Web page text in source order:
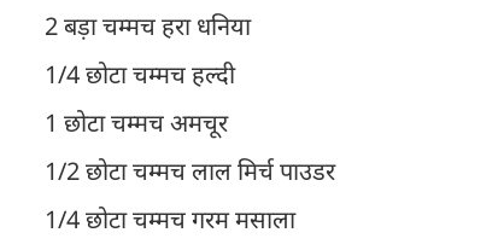
2 बड़ा चम्मच हरा धनिया
1/4 छोटा चम्मच हल्दी
1 छोटा चम्मच अमचूर
1/2 छोटा चम्मच लाल मिर्च पाउडर
1/4 छोटा चम्मच गरम मसाला